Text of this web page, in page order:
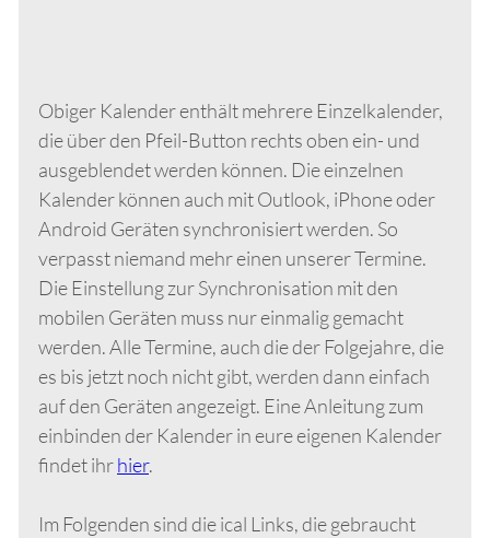
Obiger Kalender enthält mehrere Einzelkalender,
die über den Pfeil-Button rechts oben ein- und
ausgeblendet werden können. Die einzelnen
Kalender können auch mit Outlook, iPhone oder
Android Geräten synchronisiert werden. So
verpasst niemand mehr einen unserer Termine.
Die Einstellung zur Synchronisation mit den
mobilen Geräten muss nur einmalig gemacht
werden. Alle Termine, auch die der Folgejahre, die
es bis jetzt noch nicht gibt, werden dann einfach
auf den Geräten angezeigt. Eine Anleitung zum
einbinden der Kalender in eure eigenen Kalender
findet ihrhier.
Im Folgenden sind die ical Links, die gebraucht